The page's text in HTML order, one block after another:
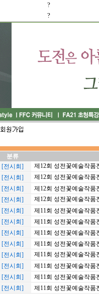
?
?
분류
[전시회] 제12회 성전꽃예술작품
[전시회] 제12회 성전꽃예술작품
[전시회] 제12회 성전꽃예술작품
[전시회] 제12회 성전꽃예술작품
[전시회] 제11회 성전꽃예술작품
[전시회] 제11회 성전꽃예술작품
[전시회] 제11회 성전꽃예술작품
[전시회] 제11회 성전꽃예술작품
[전시회] 제11회 성전꽃예술작품
[전시회] 제11회 성전꽃예술작품
[전시회] 제11회 성전꽃예술작품
[전시회] 제11회 성전꽃예술작품